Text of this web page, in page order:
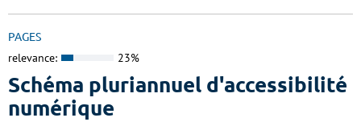
PAGES
relevance: 23%
Schéma pluriannuel d'accessibilité
numérique